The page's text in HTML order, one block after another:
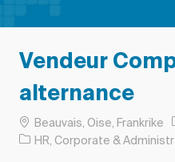
Vendeur
alternance
PlatsBeauvais, Oise, Frankrike
Kategori
HR, Corporate &